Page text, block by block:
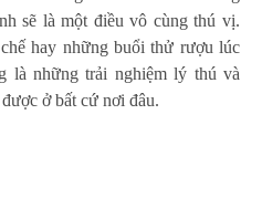
sẽ là một điều vô cùng thú vị.
hay những buổi thử rượu lúc
là những trải nghiệm lý thú và
ở bất cứ nơi đâu.